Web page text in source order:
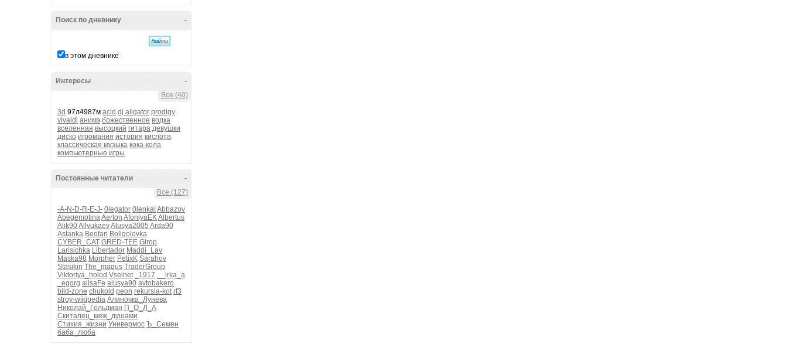
-
Поиск по дневнику
в этом дневнике
-
Интересы
Все (40)
3d 97л4987м acid dj aligator prodigy
vivaldi анимэ божественное водка
вселенная высоцкий гитара девушки
диско игромания история кислота
классическая музыка кока-кола
компьютерные игры
-
Постоянные читатели
Все (127)
-A-N-D-R-E-J- 0legator 0lenkaI Abbazov
AbegemotinaAerton AfoniyaEKAlbertus
Alik90AllyukaevAlusya2005 Arda90
Astanka Beofan Boligolovka
CYBER_CAT GRED-TEE Girop
Larisichka Libertador Maddi_Lav
Maska98 Morpher PetixK Sarahov
Stasikin The_magus TraderGroup
Viktoriya_holod Vseinet _1917
__irka_a
_egorg alisaFe alusya90 avtobakero
bild-zone chukold peon rekursia-kot rf3
stroy-wikipedia Алиночка_Лунева
Николай_Гольдман П_О_Л_А
Скиталец_меж_душами
Стихия_жизни Универмос Ъ_Семен
баба_люба